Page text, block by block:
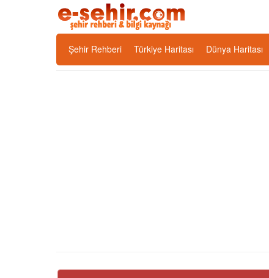
Şehir Rehberi Türkiye Haritası Dünya Haritası